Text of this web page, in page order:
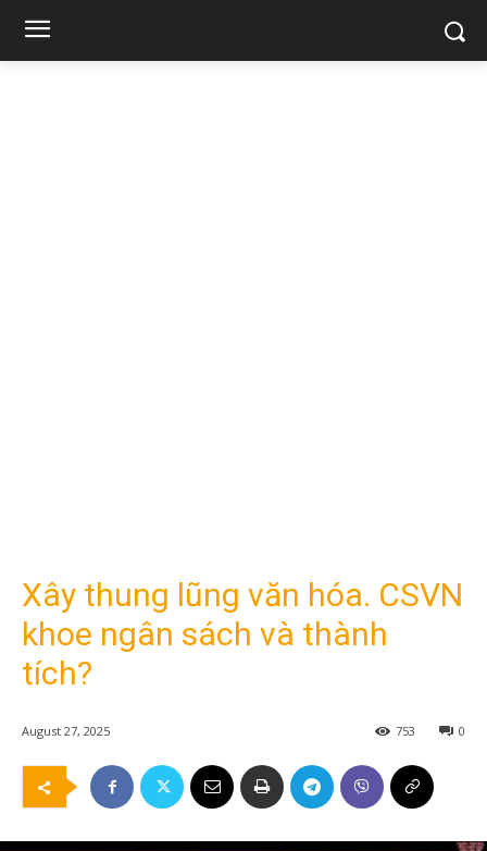
Xây thung lũng văn hóa. CSVN
khoe ngân sách và thành
tích?
August 27, 2025 0
753